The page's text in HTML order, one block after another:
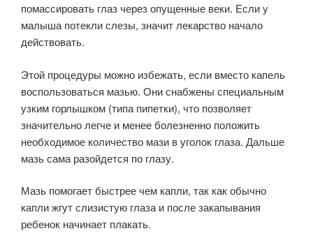
помассировать глаз через опущенные веки. Если у
малыша потекли слезы, значит лекарство начало
действовать.
Этой процедуры можно избежать, если вместо капель
воспользоваться мазью. Они снабжены специальным
узким горлышком (типа пипетки), что позволяет
значительно легче и менее болезненно положить
необходимое количество мази в уголок глаза. Дальше
мазь сама разойдется по глазу.
Мазь помогает быстрее чем капли, так как обычно
капли жгут слизистую глаза и после закапывания
ребенок начинает плакать.